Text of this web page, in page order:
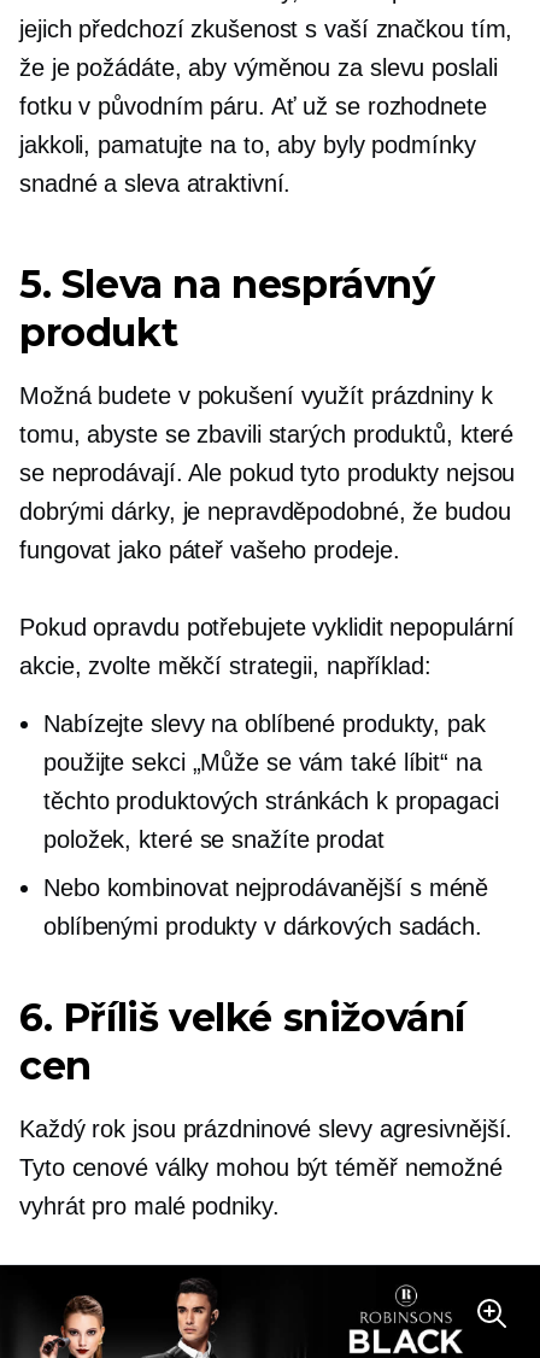
jejich předchozí zkušenost s vaší značkou tím,
že je požádáte, aby výměnou za slevu poslali
fotku v původním páru. Ať už se rozhodnete
jakkoli, pamatujte na to, aby byly podmínky
snadné a sleva atraktivní.
5. Sleva na nesprávný
produkt
Možná budete v pokušení využít prázdniny k
tomu, abyste se zbavili starých produktů, které
se neprodávají. Ale pokud tyto produkty nejsou
dobrými dárky, je nepravděpodobné, že budou
fungovat jako páteř vašeho prodeje.
Pokud opravdu potřebujete vyklidit nepopulární
akcie, zvolte měkčí strategii, například:
Nabízejte slevy na oblíbené produkty, pak
použijte sekci „Může se vám také líbit“ na
těchto produktových stránkách k propagaci
položek, které se snažíte prodat
Nebo kombinovat nejprodávanějšís méně
oblíbenými produkty v dárkových sadách.
6. Příliš velké snižování
cen
Každý rok jsou prázdninové slevy agresivnější.
Tyto cenové války mohou býttéměř nemožné
vyhrát pro malé podniky.